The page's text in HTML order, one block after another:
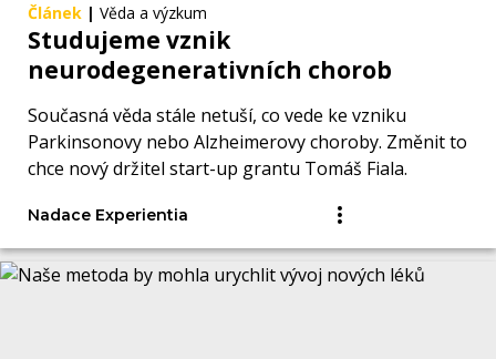
Článek | Věda a výzkum
Studujeme vznik
neurodegenerativních chorob
Současná věda stále netuší, co vede ke vzniku
Parkinsonovy nebo Alzheimerovy choroby. Změnit to
chce nový držitel start-up grantu Tomáš Fiala.
Nadace Experientia